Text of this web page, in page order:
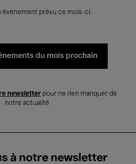
événement prévu ce mois-ci.
du mois prochain
newsletterpour ne rien manquer de
notre actualité
à notre newsletter